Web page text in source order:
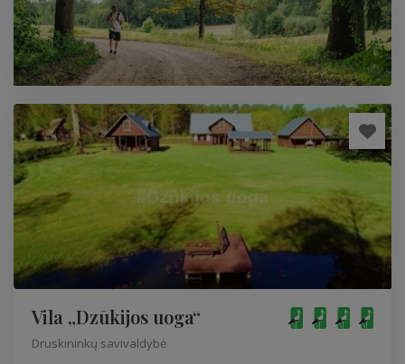
Vila „Dzūkijos uoga“
Druskininkų savivaldybė